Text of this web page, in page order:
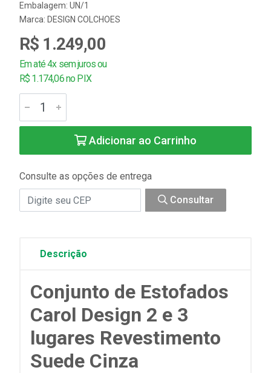
Embalagem: UN/1
Marca: DESIGN COLCHOES
R$ 1.249,00
Em até 4x sem juros ou
R$ 1.174,06 no PIX
Adicionar ao Carrinho
Consulte as opções de entrega
Consultar
Descrição
Conjunto de Estofados
Carol Design 2 e 3
lugares Revestimento
Suede Cinza